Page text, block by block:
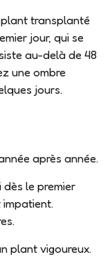
transplanté
jour, qui se
au-delà de 48
une ombre
jours.
après année.
le premier
impatient.
plant vigoureux.